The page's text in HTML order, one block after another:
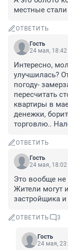
местные
ОТВЕТИТЬ
Гость
24 мая, 18:42
Интересно,
улучшилась?
погоду-
пересчитать
квартиры в
денежки,
торговлю..
ОТВЕТИТЬ
Гость
24 мая, 18:02
Это вообще не
Жители могут
застройщика
ОТВЕТИТЬ 3
Гость
24 мая,